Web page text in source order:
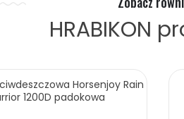
HRABIKON
Horsenjoy Rain
1200D padokowa